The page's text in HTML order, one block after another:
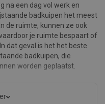
na een dag vol werk en
badkuipen het meest
de ruimte, kunnen ze ook
je ruimte bespaart of
dat geval is het het beste
badkuipen, die
worden geplaatst.
is ongetwijfeld het